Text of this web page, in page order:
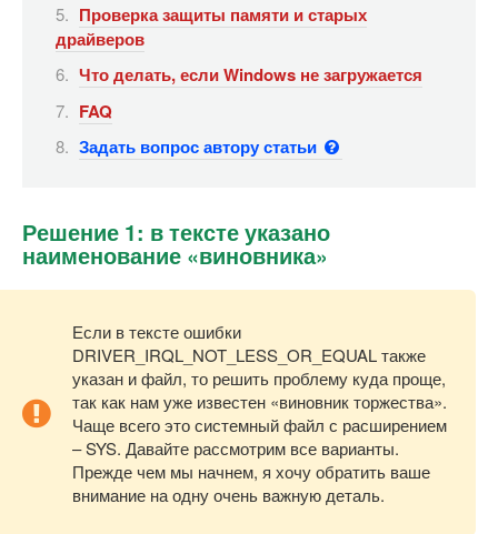
Проверка защиты памяти и старых
драйверов
Что делать, если Windows не загружается
FAQ
Задать вопрос автору статьи
Решение 1: в тексте указано
наименование «виновника»
Если в тексте ошибки
DRIVER_IRQL_NOT_LESS_OR_EQUAL также
указан и файл, то решить проблему куда проще,
так как нам уже известен «виновник торжества».
Чаще всего это системный файл с расширением
– SYS. Давайте рассмотрим все варианты.
Прежде чем мы начнем, я хочу обратить ваше
внимание на одну очень важную деталь.